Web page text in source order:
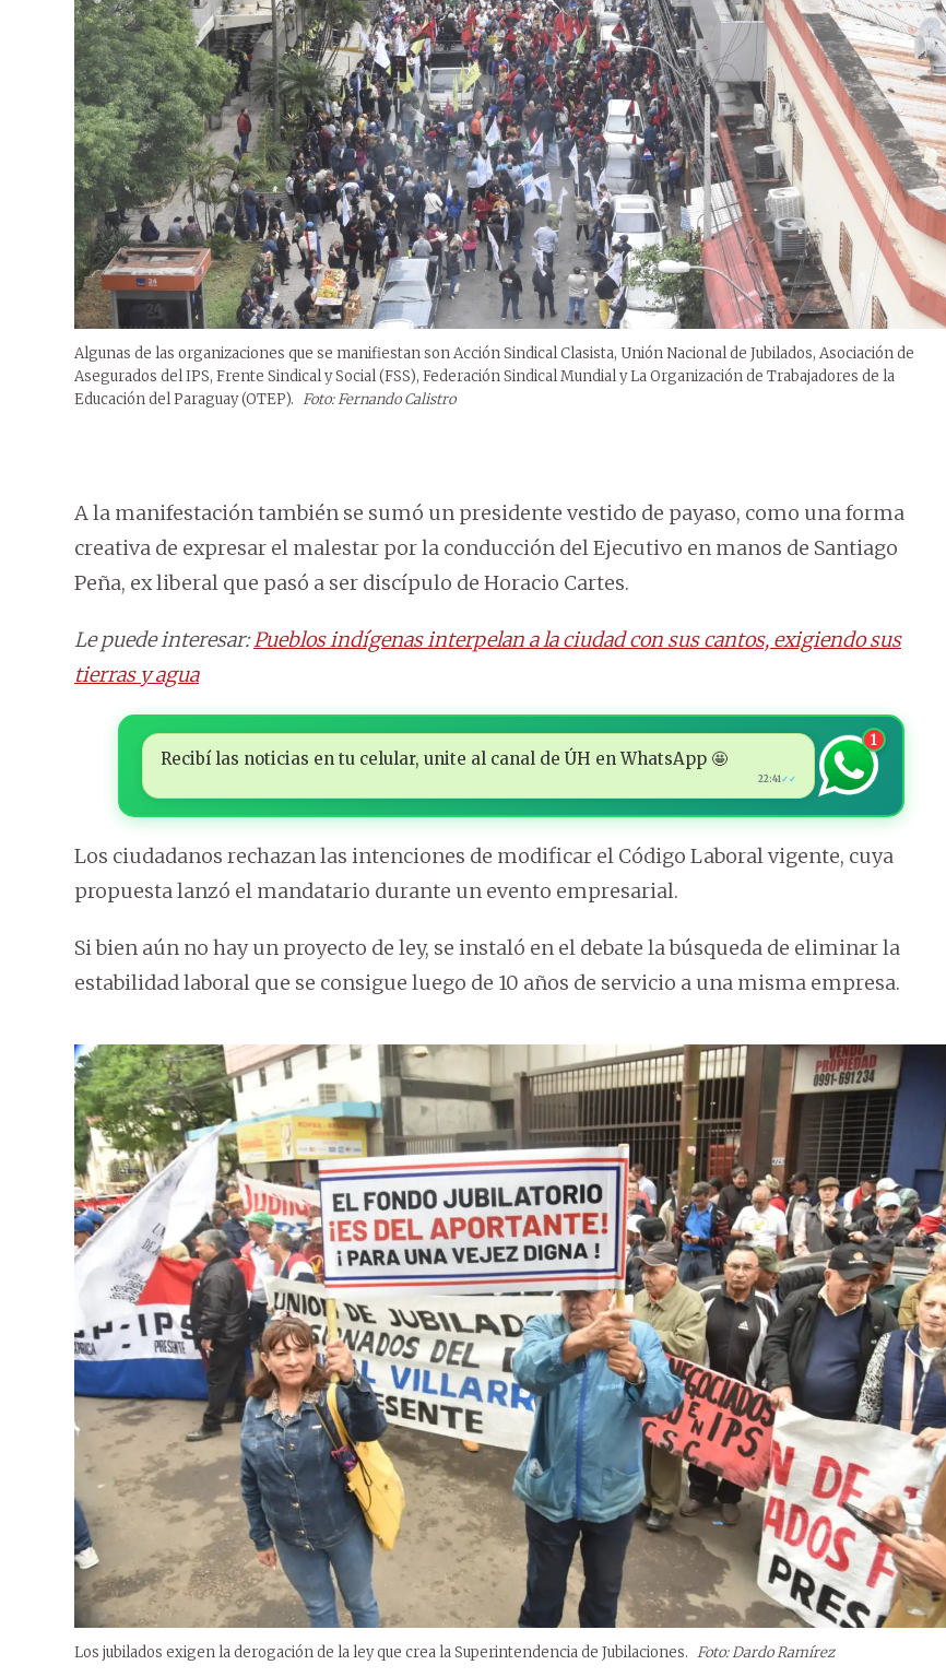
Algunas de las organizaciones que se manifiestan son Acción Sindical Clasista, Unión Nacional de Jubilados, Asociación de
Asegurados del IPS, Frente Sindical y Social (FSS), Federación Sindical Mundial y La Organización de Trabajadores de la
Educación del Paraguay (OTEP). Foto: Fernando Calistro
A la manifestación también se sumó un presidente vestido de payaso, como una forma
creativa de expresar el malestar por la conducción del Ejecutivo en manos de Santiago
Peña, ex liberal que pasó a ser discípulo de Horacio Cartes.
Le puede interesar:Pueblos indígenas interpelan a la ciudad con sus cantos, exigiendo sus
tierras y agua
Recibí las noticias en tu celular, unite al canal de ÚH en WhatsApp 🤩
22:41✓✓
1
Los ciudadanos rechazan las intenciones de modificar el Código Laboral vigente, cuya
propuesta lanzó el mandatario durante un evento empresarial.
Si bien aún no hay un proyecto de ley, se instaló en el debate la búsqueda de eliminar la
estabilidad laboral que se consigue luego de 10 años de servicio a una misma empresa.
Los jubilados exigen la derogación de la ley que crea la Superintendencia de Jubilaciones. Foto: Dardo Ramírez